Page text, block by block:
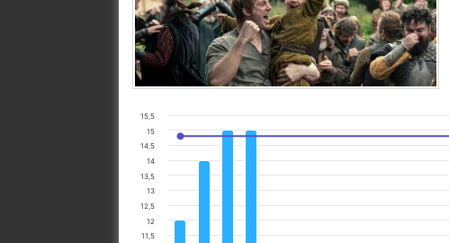
11,5
12
12,5
13
13,5
14
14,5
15
15,5